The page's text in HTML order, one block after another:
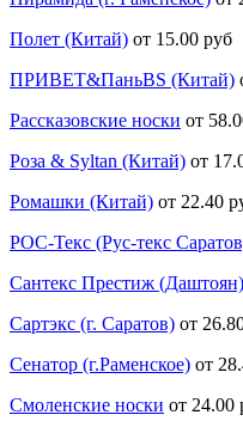
Полет (Китай) от 15.00 руб
ПРИВЕТ&ПаньBS (Китай)
Рассказовские носки от
Роза & Syltan (Китай) от
Ромашки (Китай) от 22.40
РОС-Текс (Рус-текс
Сантекс Престиж (Даштоян)
Сартэкс (г. Саратов) от
Сенатор (г.Раменское) от
Смоленские носки от 24.00